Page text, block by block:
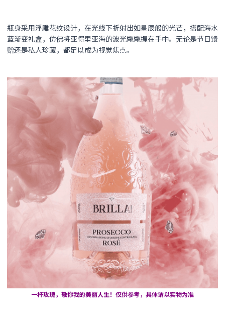
瓶身采用浮雕花纹设计，在光线下折射出如星辰般的光芒，搭配海水
蓝渐变礼盒，仿佛将亚得里亚海的波光粼粼握在手中。无论是节日馈
赠还是私人珍藏，都足以成为视觉焦点。
一杯玫瑰，敬你我的美丽人生！仅供参考，具体请以实物为准